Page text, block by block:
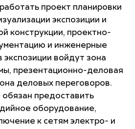
проект планировки
экспозиции и
конструкции, проектно-
и инженерные
экспозиции войдут зона
презентационно-деловая
деловых переговоров.
обязан предоставить
оборудование,
к сетям электро- и